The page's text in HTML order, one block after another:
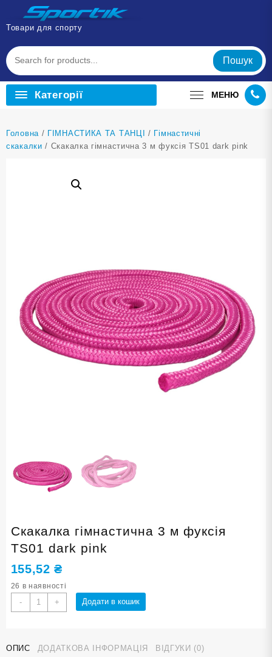
Перейти
вмісту
Товари для спорту
Пошук
Категорії МЕНЮ
Головна / ГІМНАСТИКА ТА ТАНЦІ / Гімнастичні
скакалки / Скакалка гімнастична 3 м фуксія TS01 dark pink
Скакалка гімнастична 3 м фуксія
TS01 dark pink
155,52₴
26 в наявності
-
Скакалка
гімнастична
фуксія
+ Додати в кошик
ОПИС ДОДАТКОВА ІНФОРМАЦІЯ ВІДГУКИ (0)